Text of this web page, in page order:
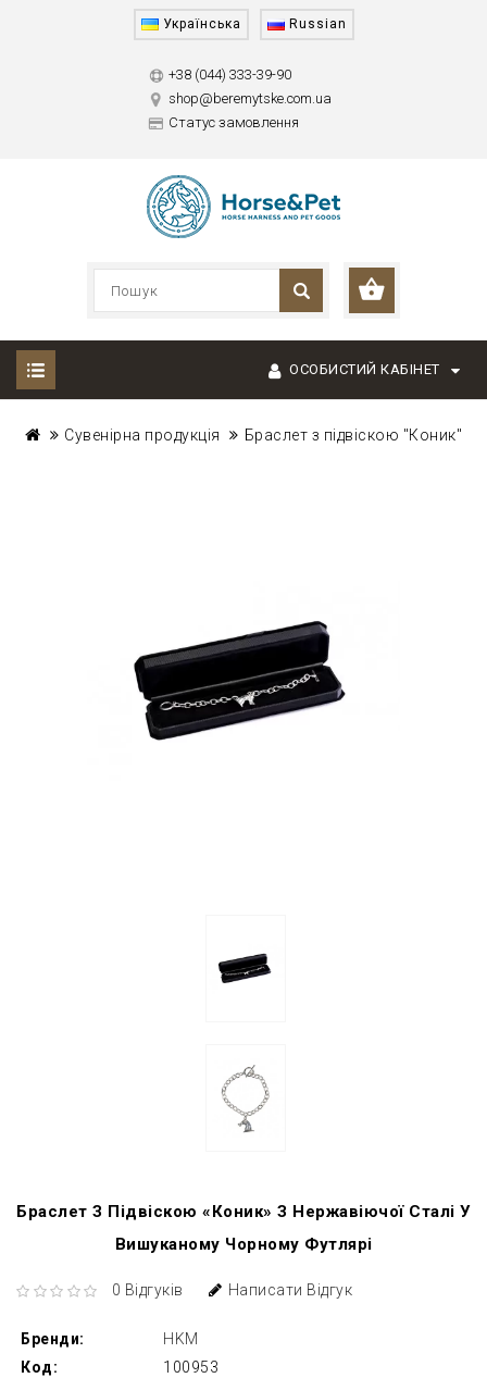
Українська Russian
+38 (044) 333-39-90
shop@beremytske.com.ua
Статус замовлення
ОСОБИСТИЙ КАБІНЕТ
Сувенірна продукція Браслет з підвіскою "Коник"
Браслет З Підвіскою «Коник» З Нержавіючої Сталі У
Вишуканому Чорному Футлярі
0 Відгуків Написати Відгук
Бренди:
HKM
Код:
100953